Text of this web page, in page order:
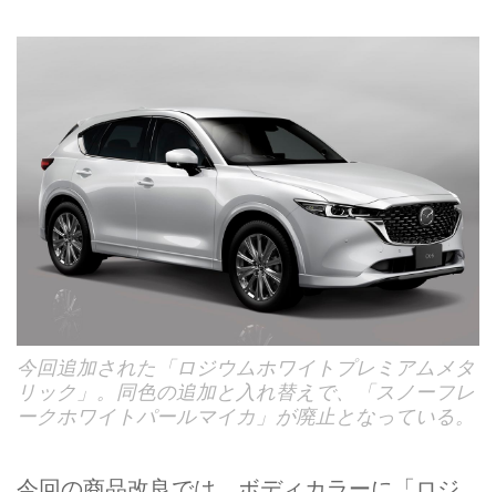
今回追加された「ロジウムホワイトプレミアムメタ
リック」。同色の追加と入れ替えで、「スノーフレ
ークホワイトパールマイカ」が廃止となっている。